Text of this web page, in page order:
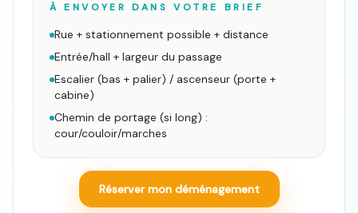
À ENVOYER DANS VOTRE BRIEF
Rue + stationnement possible + distance
Entrée/hall + largeur du passage
Escalier (bas + palier) / ascenseur (porte +
cabine)
Chemin de portage (si long) :
cour/couloir/marches
Réserver mon déménagement